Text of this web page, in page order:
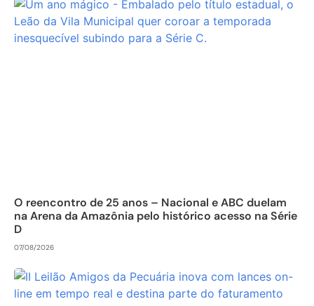
O reencontro de 25 anos – Nacional e ABC duelam
na Arena da Amazônia pelo histórico acesso na Série
D
07/08/2026